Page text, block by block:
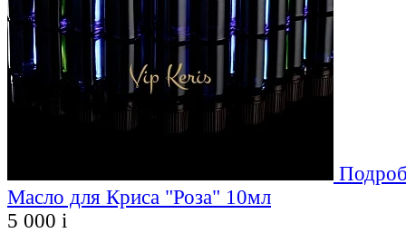
Масло для Криса "Роза" 10мл
5 000 i